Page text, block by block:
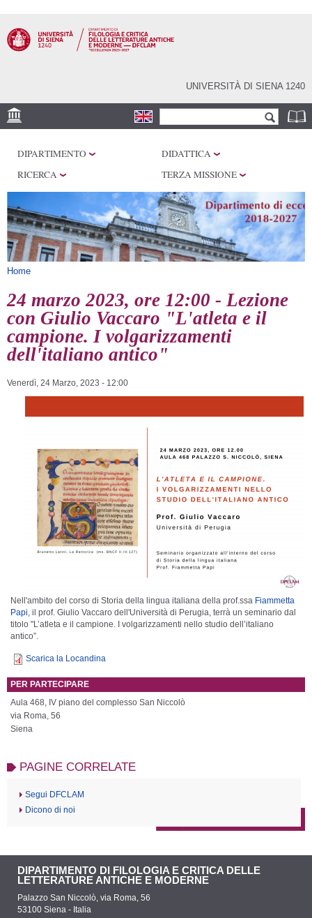
contenuto
principale
UNIVERSITÀ DI SIENA 1240
Form di ricerca
CENTRI DI RICERCA
BIBLIOTECHE E
ARCHIVI
SERVIZI
DIPARTIMENTO
DIDATTICA
RICERCA
TERZA MISSIONE
Tu sei qui
Home
24 marzo 2023, ore 12:00 - Lezione
con Giulio Vaccaro "L'atleta e il
campione. I volgarizzamenti
dell'italiano antico"
Venerdì, 24 Marzo, 2023 - 12:00
Nell'ambito del corso di Storia della lingua italiana della prof.ssa Fiammetta
Papi, il prof. Giulio Vaccaro dell'Università di Perugia, terrà un seminario dal
titolo "L’atleta e il campione. I volgarizzamenti nello studio dell’italiano
antico”.
Scarica la Locandina
PER PARTECIPARE
Aula 468, IV piano del complesso San Niccolò
via Roma, 56
Siena
PAGINE CORRELATE
Segui DFCLAM
Dicono di noi
DIPARTIMENTO DI FILOLOGIA E CRITICA DELLE
LETTERATURE ANTICHE E MODERNE
Palazzo San Niccolò, via Roma, 56
53100 Siena - Italia